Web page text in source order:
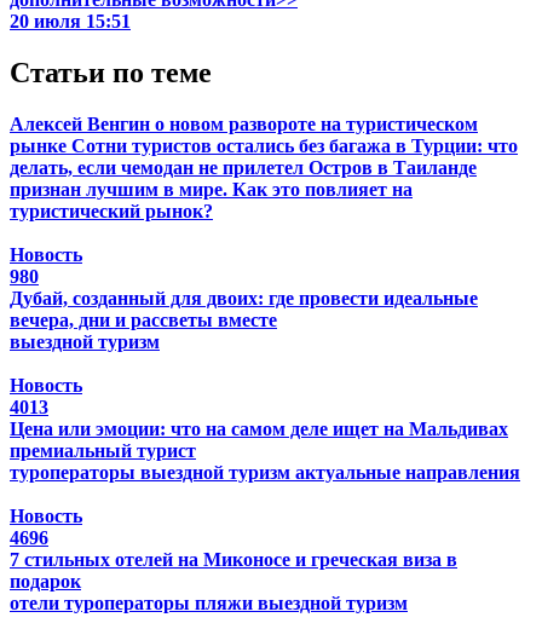
20 июля 15:51
Статьи по теме
Алексей Венгин о новом развороте на туристическом
рынке Сотни туристов остались без багажа в Турции: что
делать, если чемодан не прилетел Остров в Таиланде
признан лучшим в мире. Как это повлияет на
туристический рынок?
Новость
980
Дубай, созданный для двоих: где провести идеальные
вечера, дни и рассветы вместе
выездной туризм
Новость
4013
Цена или эмоции: что на самом деле ищет на Мальдивах
премиальный турист
туроператоры выездной туризм актуальные направления
Новость
4696
7 стильных отелей на Миконосе и греческая виза в
подарок
отели туроператоры пляжи выездной туризм